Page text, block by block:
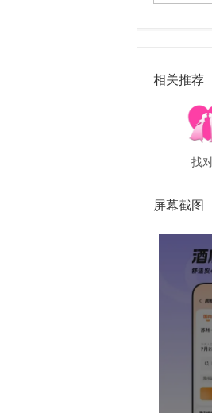
相关推荐
找
屏幕截图